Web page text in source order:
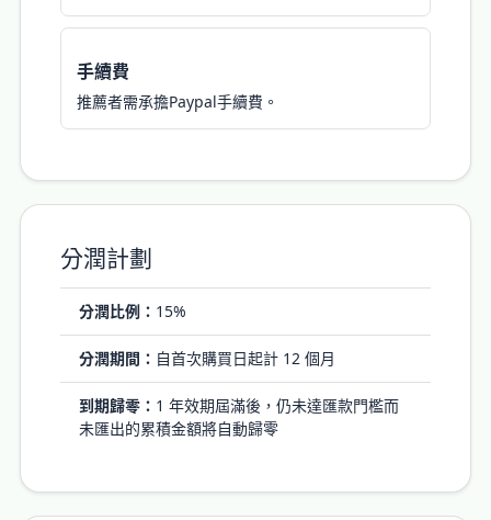
手續費
推薦者需承擔Paypal手續費。
分潤計劃
分潤比例： 15%
分潤期間： 自首次購買日起計 12 個月
到期歸零： 1 年效期屆滿後，仍未達匯款門檻而
未匯出的累積金額將自動歸零